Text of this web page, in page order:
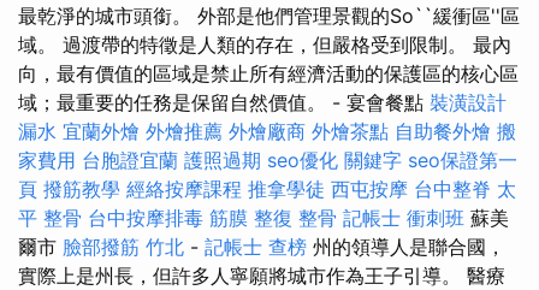
最乾淨的城市頭銜。 外部是他們管理景觀的So``緩衝區''區
域。 過渡帶的特徵是人類的存在，但嚴格受到限制。 最內
向，最有價值的區域是禁止所有經濟活動的保護區的核心區
域；最重要的任務是保留自然價值。 - 宴會餐點 裝潢設計
漏水 宜蘭外燴 外燴推薦 外燴廠商 外燴茶點 自助餐外燴 搬
家費用 台胞證宜蘭 護照過期 seo優化 關鍵字 seo保證第一
頁 撥筋教學 經絡按摩課程 推拿學徒 西屯按摩 台中整脊 太
平 整骨 台中按摩排毒 筋膜 整復 整骨 記帳士 衝刺班 蘇美
爾市 臉部撥筋 竹北 - 記帳士 查榜 州的領導人是聯合國，
實際上是州長，但許多人寧願將城市作為王子引導。 醫療